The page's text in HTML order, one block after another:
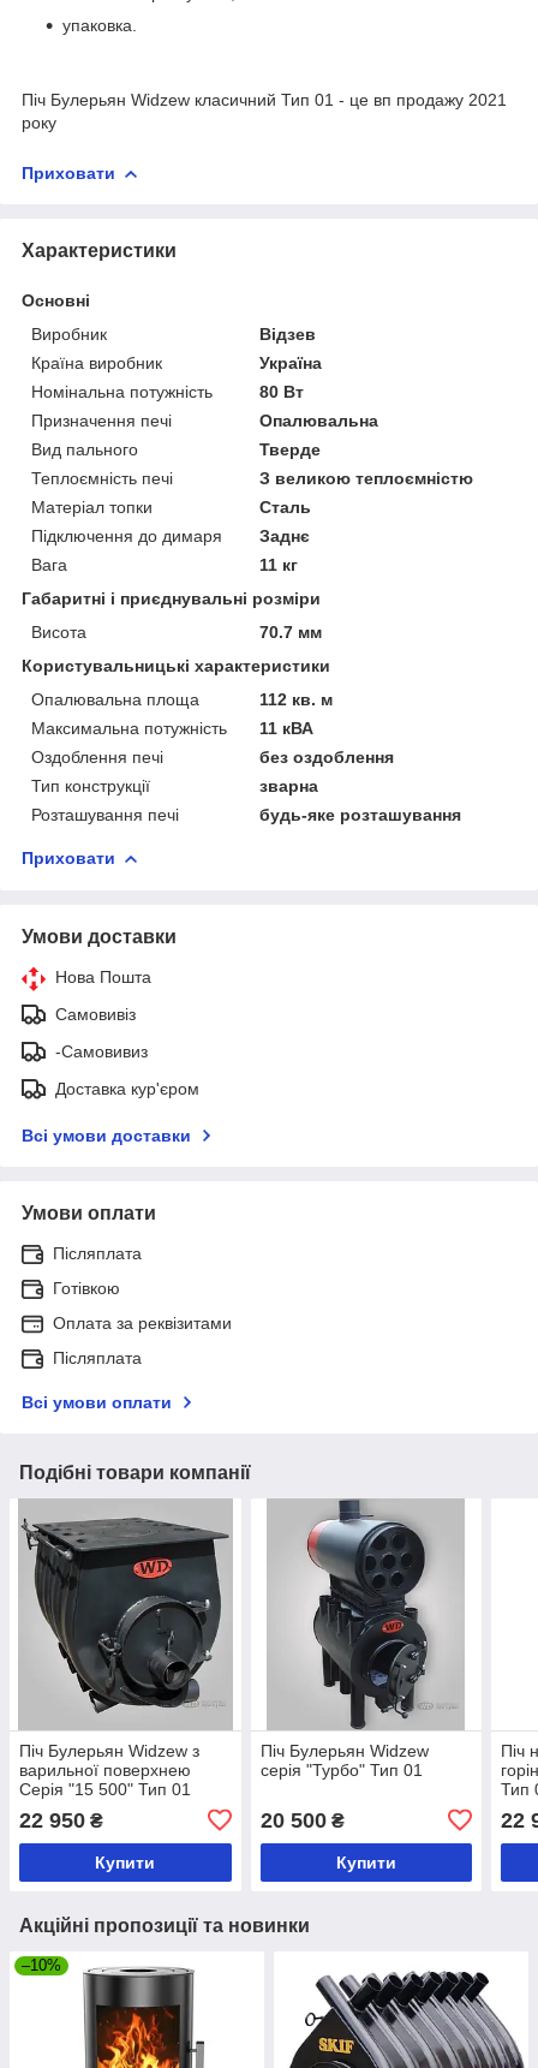
упаковка.
Піч Булерьян Widzew класичний Тип 01 - це вп продажу 2021
року
Приховати
Характеристики
Основні
Виробник
Відзев
Країна виробник
Україна
Номінальна потужність
80 Вт
Призначення печі
Опалювальна
Вид пального
Тверде
Теплоємність печі
З великою теплоємністю
Матеріал топки
Сталь
Підключення до димаря
Заднє
Вага
11 кг
Габаритні і приєднувальні розміри
Висота
70.7 мм
Користувальницькі характеристики
Опалювальна площа
112 кв. м
Максимальна потужність
11 кВА
Оздоблення печі
без оздоблення
Тип конструкції
зварна
Розташування печі
будь-яке розташування
Приховати
Умови доставки
Нова Пошта
Самовивіз
-Самовивиз
Доставка кур'єром
Всі умови доставки
Умови оплати
Післяплата
Готівкою
Оплата за реквізитами
Післяплата
Всі умови оплати
Подібні товари компанії
Піч Булерьян Widzew з
варильної поверхнею
Серія "15 500" Тип 01
22 950 ₴
Купити
Піч Булерьян Widzew
серія "Турбо" Тип 01
20 500₴
Купити
Піч
Тип
22
Акційні пропозиції та новинки
–10%